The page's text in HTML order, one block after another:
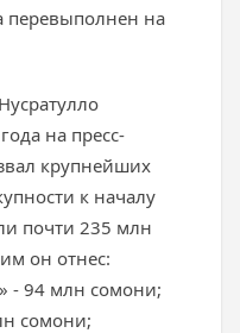
перевыполнен на
на пресс-
крупнейших
к началу
почти 235 млн
он отнес:
- 94 млн сомони;
сомони;